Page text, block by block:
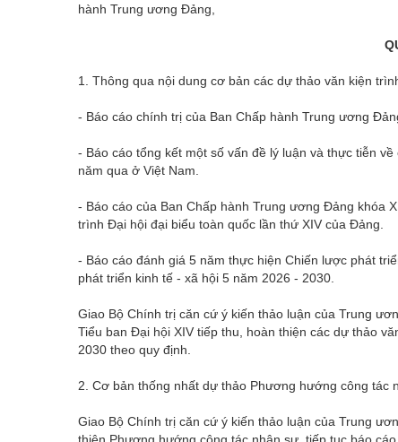
hành Trung ương Đảng,
1. Thông qua nội dung cơ bản các dự thảo văn kiện
- Báo cáo chính trị của Ban Chấp hành Trung ương
- Báo cáo tổng kết một số vấn đề lý luận và thực tiễn
năm qua ở Việt Nam.
- Báo cáo của Ban Chấp hành Trung ương Đảng khóa
trình Đại hội đại biểu toàn quốc lần thứ XIV của Đảng.
- Báo cáo đánh giá 5 năm thực hiện Chiến lược phát
phát triển kinh tế - xã hội 5 năm 2026 - 2030.
Giao Bộ Chính trị căn cứ ý kiến thảo luận của Trung
Tiểu ban Đại hội XIV tiếp thu, hoàn thiện các dự thảo
2030 theo quy định.
2. Cơ bản thống nhất dự thảo Phương hướng công tác
Giao Bộ Chính trị căn cứ ý kiến thảo luận của Trung
thiện Phương hướng công tác nhân sự, tiếp tục báo